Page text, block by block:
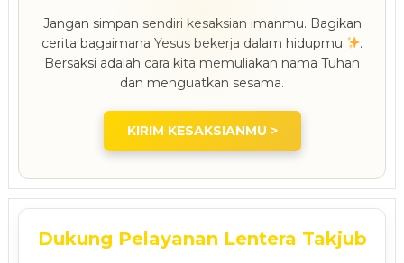
Jangan simpan sendiri kesaksian imanmu. Bagikan
cerita bagaimana Yesus bekerja dalam hidupmu
.
Bersaksi adalah cara kita memuliakan nama Tuhan
dan menguatkan sesama.
KIRIM KESAKSIANMU >
Dukung Pelayanan Lentera Takjub